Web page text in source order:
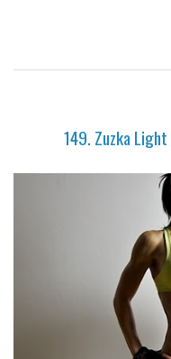
149. Zuzka